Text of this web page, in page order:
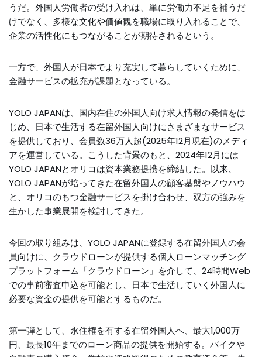
うだ。外国人労働者の受け入れは、単に労働力不足を補うだ
けでなく、多様な文化や価値観を職場に取り入れることで、
企業の活性化にもつながることが期待されるという。
一方で、外国人が日本でより充実して暮らしていくために、
金融サービスの拡充が課題となっている。
YOLO JAPANは、国内在住の外国人向け求人情報の発信をは
じめ、日本で生活する在留外国人向けにさまざまなサービス
を提供しており、会員数36万人超(2025年12月現在)のメディ
アを運営している。こうした背景のもと、2024年12月には
YOLO JAPANとオリコは資本業務提携を締結した。以来、
YOLO JAPANが培ってきた在留外国人の顧客基盤やノウハウ
と、オリコのもつ金融サービスを掛け合わせ、双方の強みを
生かした事業展開を検討してきた。
今回の取り組みは、YOLO JAPANに登録する在留外国人の会
員向けに、クラウドローンが提供する個人ローンマッチング
プラットフォーム「クラウドローン」を介して、24時間Web
での事前審査申込を可能とし、日本で生活していく外国人に
必要な資金の提供を可能とするものだ。
第一弾として、永住権を有する在留外国人へ、最大1,000万
円、最長10年までのローン商品の提供を開始する。バイクや